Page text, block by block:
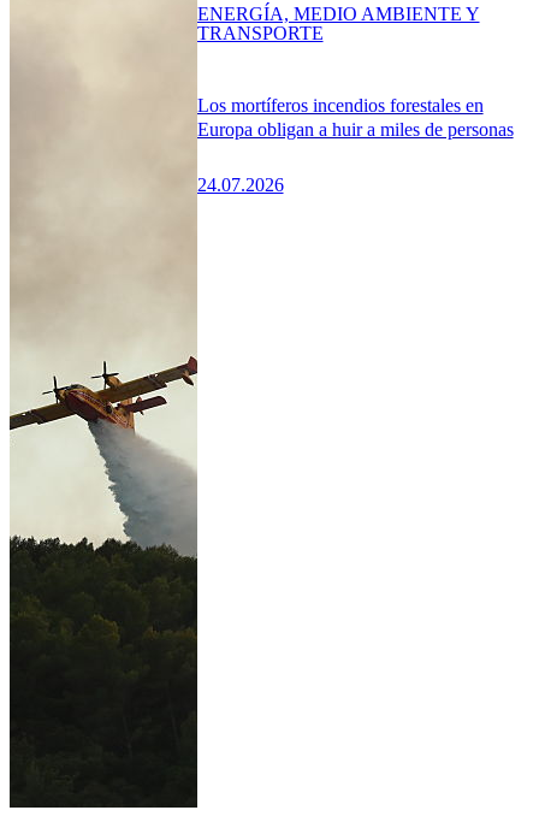
Los mortíferos incendios forestales en
Europa obligan a huir a miles de personas
24.07.2026
ENERGÍA, MEDIO AMBIENTE Y
TRANSPORTE